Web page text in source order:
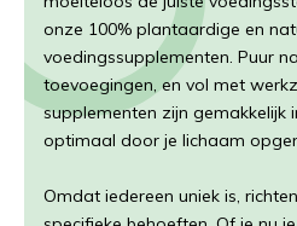
onze 100% plantaardige en
voedingssupplementen. Puur
toevoegingen, en vol met
supplementen zijn gemakkelijk
optimaal door je lichaam
Omdat iedereen uniek is,